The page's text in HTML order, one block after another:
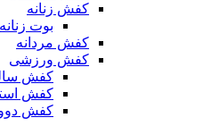
کفش زنانه
بوت زنانه
کفش مردانه
کفش ورزشی
کفش
کفش
کفش